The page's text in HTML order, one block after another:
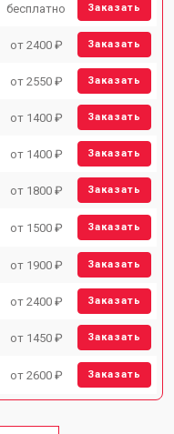
бесплатно Заказать
от 2400 ₽ Заказать
от 2550 ₽ Заказать
от 1400 ₽ Заказать
от 1400 ₽ Заказать
от 1800 ₽ Заказать
от 1500 ₽ Заказать
от 1900 ₽ Заказать
от 2400 ₽ Заказать
от 1450 ₽ Заказать
от 2600 ₽ Заказать